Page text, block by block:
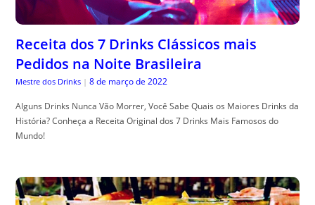
Receita dos 7 Drinks Clássicos mais
Pedidos na Noite Brasileira
Mestre dos Drinks | 8 de março de 2022
Alguns Drinks Nunca Vão Morrer, Você Sabe Quais os Maiores Drinks da
História? Conheça a Receita Original dos 7 Drinks Mais Famosos do
Mundo!